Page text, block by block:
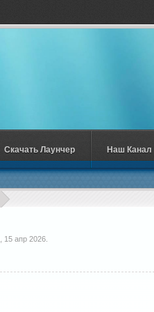
15 апр 2026
Скачать Лаунчер Наш Канал